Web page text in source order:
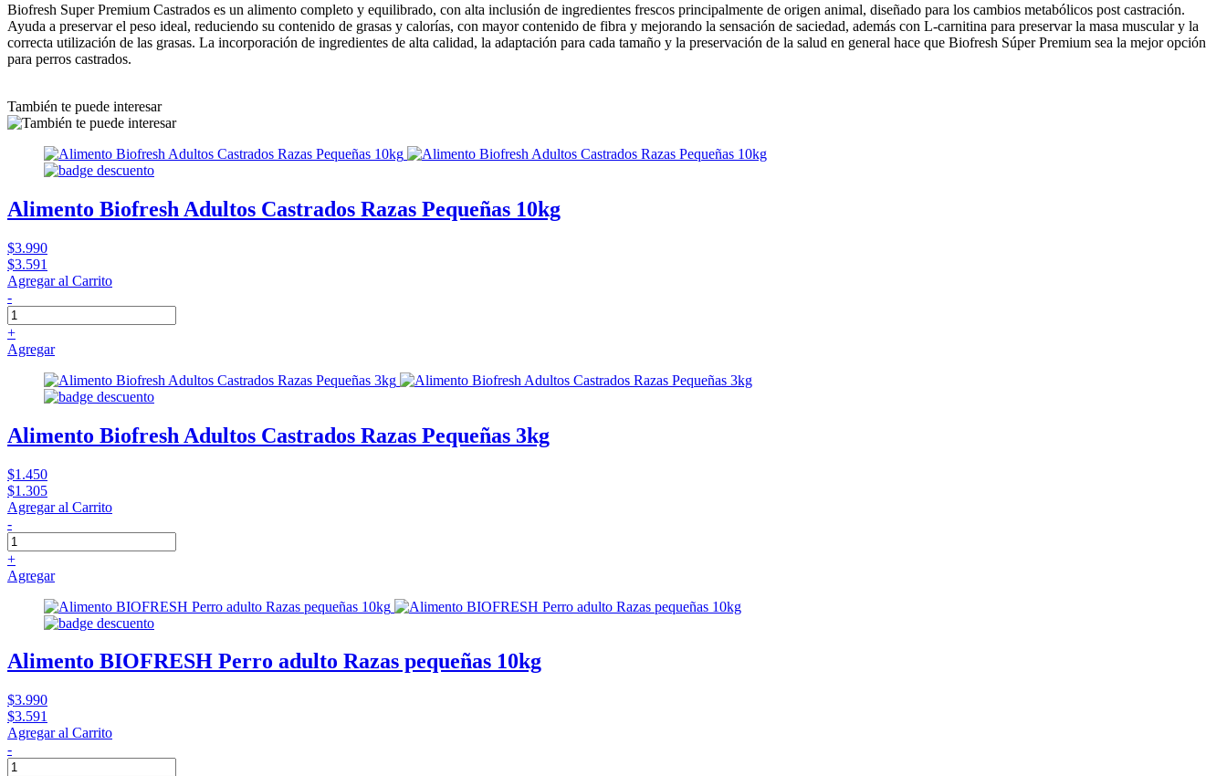
Biofresh Super Premium Castrados es un alimento completo y equilibrado, con alta inclusión de ingredientes frescos principalmente de origen animal, diseñado para los cambios metabólicos post castración.
Ayuda a preservar el peso ideal, reduciendo su contenido de grasas y calorías, con mayor contenido de fibra y mejorando la sensación de saciedad, además con L-carnitina para preservar la masa muscular y la
correcta utilización de las grasas. La incorporación de ingredientes de alta calidad, la adaptación para cada tamaño y la preservación de la salud en general hace que Biofresh Súper Premium sea la mejor opción
para perros castrados.
También te puede interesar
Alimento Biofresh Adultos Castrados Razas Pequeñas 10kg
$3.990
$3.591
Agregar al Carrito
-
+
Agregar
Alimento Biofresh Adultos Castrados Razas Pequeñas 3kg
$1.450
$1.305
Agregar al Carrito
-
+
Agregar
Alimento BIOFRESH Perro adulto Razas pequeñas 10kg
$3.990
$3.591
Agregar al Carrito
-